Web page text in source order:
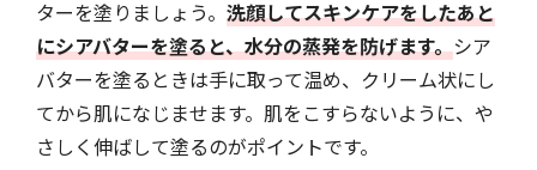
ターを塗りましょう。 洗顔してスキンケアをしたあと
にシアバターを塗ると、水分の蒸発を防げます。シア
バターを塗るときは手に取って温め、クリーム状にし
てから肌になじませます。肌をこすらないように、や
さしく伸ばして塗るのがポイントです。